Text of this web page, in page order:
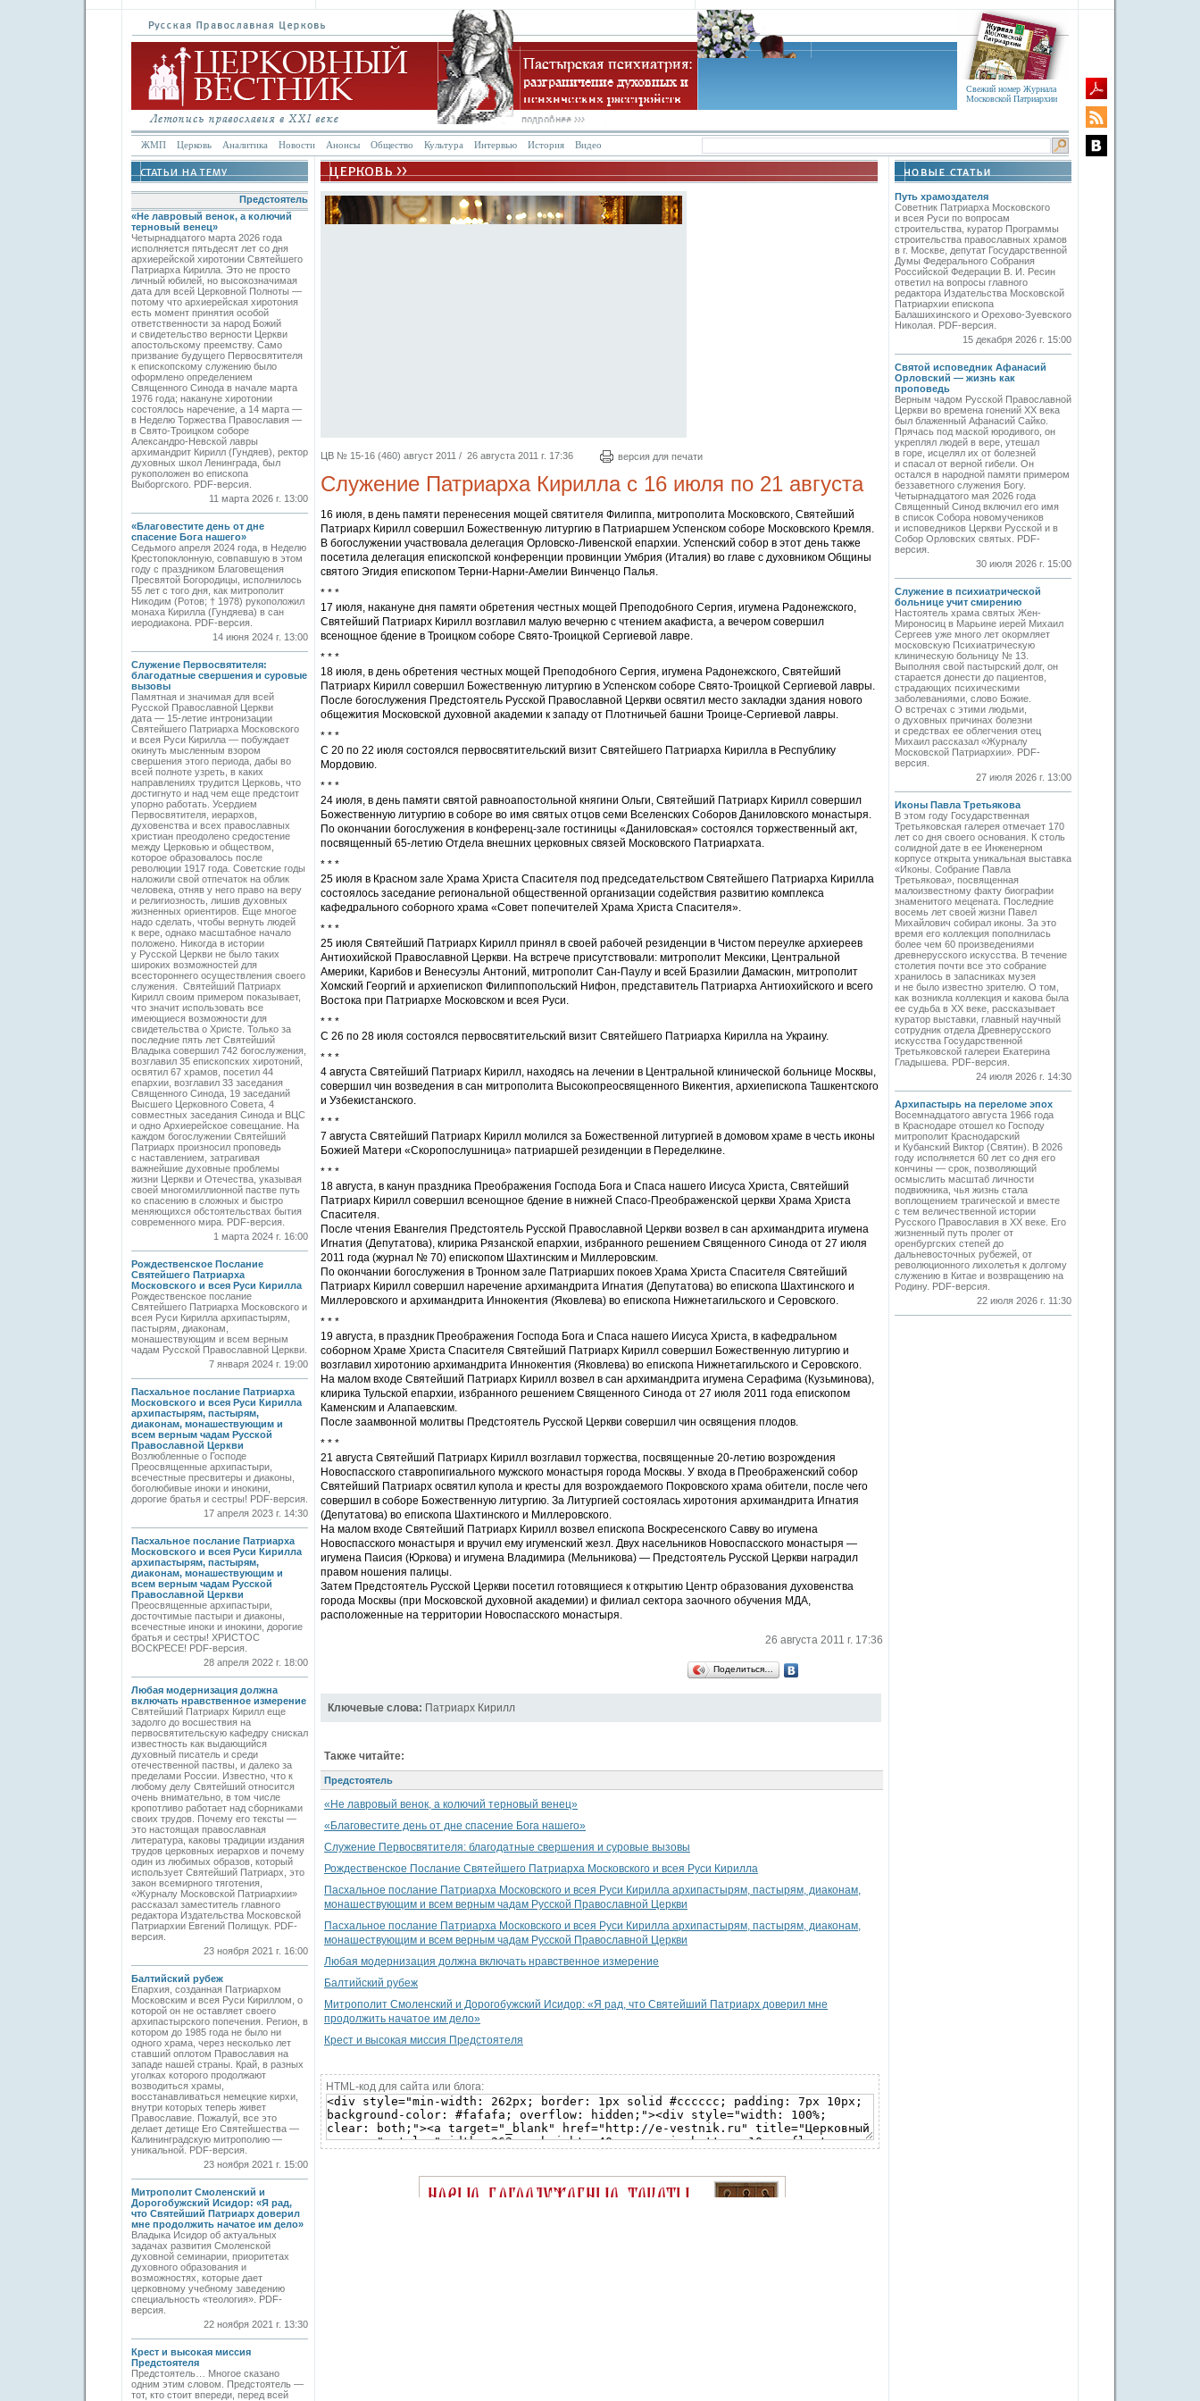
Свежий номер Журнала
Московской Патриархии
ЖМП Церковь Аналитика Новости Анонсы Общество Культура Интервью История Видео
Предстоятель
«Не лавровый венок, а колючий
терновый венец»
Четырнадцатого марта 2026 года
исполняется пятьдесят лет со дня
архиерейской хиротонии Святейшего
Патриарха Кирилла. Это не просто
личный юбилей, но высокозначимая
дата для всей Церковной Полноты —
потому что архиерейская хиротония
есть момент принятия особой
ответственности за народ Божий
и свидетельство верности Церкви
апостольскому преемству. Само
призвание будущего Первосвятителя
к епископскому служению было
оформлено определением
Священного Синода в начале марта
1976 года; накануне хиротонии
состоялось наречение, а 14 марта —
в Неделю Торжества Православия —
в Свято-Троицком соборе
Александро-Невской лавры
архимандрит Кирилл (Гундяев), ректор
духовных школ Ленинграда, был
рукоположен во епископа
Выборгского. PDF-версия.
11 марта 2026 г. 13:00
«Благовестите день от дне
спасение Бога нашего»
Седьмого апреля 2024 года, в Неделю
Крестопоклонную, совпавшую в этом
году с праздником Благовещения
Пресвятой Богородицы, исполнилось
55 лет с того дня, как митрополит
Никодим (Ротов; † 1978) рукоположил
монаха Кирилла (Гундяева) в сан
иеродиакона. PDF-версия.
14 июня 2024 г. 13:00
Служение Первосвятителя:
благодатные свершения и суровые
вызовы
Памятная и значимая для всей
Русской Православной Церкви
дата — 15-летие интронизации
Святейшего Патриарха Московского
и всея Руси Кирилла — побуждает
окинуть мысленным взором
свершения этого периода, дабы во
всей полноте узреть, в каких
направлениях трудится Церковь, что
достигнуто и над чем еще предстоит
упорно работать. Усердием
Первосвятителя, иерархов,
духовенства и всех православных
христиан преодолено средостение
между Церковью и обществом,
которое образовалось после
революции 1917 года. Советские годы
наложили свой отпечаток на облик
человека, отняв у него право на веру
и религиозность, лишив духовных
жизненных ориентиров. Еще многое
надо сделать, чтобы вернуть людей
к вере, однако масштабное начало
положено. Никогда в истории
у Русской Церкви не было таких
широких возможностей для
всестороннего осуществления своего
служения. Святейший Патриарх
Кирилл своим примером показывает,
что значит использовать все
имеющиеся возможности для
свидетельства о Христе. Только за
последние пять лет Святейший
Владыка совершил 742 богослужения,
возглавил 35 епископских хиротоний,
освятил 67 храмов, посетил 44
епархии, возглавил 33 заседания
Священного Синода, 19 заседаний
Высшего Церковного Совета, 4
совместных заседания Синода и ВЦС
и одно Архиерейское совещание. На
каждом богослужении Святейший
Патриарх произносил проповедь
с наставлением, затрагивая
важнейшие духовные проблемы
жизни Церкви и Отечества, указывая
своей многомиллионной пастве путь
ко спасению в сложных и быстро
меняющихся обстоятельствах бытия
современного мира. PDF-версия.
1 марта 2024 г. 16:00
Рождественское Послание
Святейшего Патриарха
Московского и всея Руси Кирилла
Рождественское послание
Святейшего Патриарха Московского и
всея Руси Кирилла архипастырям,
пастырям, диаконам,
монашествующим и всем верным
чадам Русской Православной Церкви.
7 января 2024 г. 19:00
Пасхальное послание Патриарха
Московского и всея Руси Кирилла
архипастырям, пастырям,
диаконам, монашествующим и
всем верным чадам Русской
Православной Церкви
Возлюбленные о Господе
Преосвященные архипастыри,
всечестные пресвитеры и диаконы,
боголюбивые иноки и инокини,
дорогие братья и сестры! PDF-версия.
17 апреля 2023 г. 14:30
Пасхальное послание Патриарха
Московского и всея Руси Кирилла
архипастырям, пастырям,
диаконам, монашествующим и
всем верным чадам Русской
Православной Церкви
Преосвященные архипастыри,
досточтимые пастыри и диаконы,
всечестные иноки и инокини, дорогие
братья и сестры! ХРИСТОС
ВОСКРЕСЕ! PDF-версия.
28 апреля 2022 г. 18:00
Любая модернизация должна
включать нравственное измерение
Святейший Патриарх Кирилл еще
задолго до восшествия на
первосвятительскую кафедру снискал
известность как выдающийся
духовный писатель и среди
отечественной паствы, и далеко за
пределами России. Известно, что к
любому делу Святейший относится
очень внимательно, в том числе
кропотливо работает над сборниками
своих трудов. Почему его тексты —
это настоящая православная
литература, каковы традиции издания
трудов церковных иерархов и почему
один из любимых образов, который
использует Святейший Патриарх, это
закон всемирного тяготения,
«Журналу Московской Патриархии»
рассказал заместитель главного
редактора Издательства Московской
Патриархии Евгений Полищук. PDF-
версия.
23 ноября 2021 г. 16:00
Балтийский рубеж
Епархия, созданная Патриархом
Московским и всея Руси Кириллом, о
которой он не оставляет своего
архипастырского попечения. Регион, в
котором до 1985 года не было ни
одного храма, через несколько лет
ставший оплотом Православия на
западе нашей страны. Край, в разных
уголках которого продолжают
возводиться храмы,
восстанавливаться немецкие кирхи,
внутри которых теперь живет
Православие. Пожалуй, все это
делает детище Его Святейшества —
Калининградскую митрополию —
уникальной. PDF-версия.
23 ноября 2021 г. 15:00
Митрополит Смоленский и
Дорогобужский Исидор: «Я рад,
что Святейший Патриарх доверил
мне продолжить начатое им дело»
Владыка Исидор об актуальных
задачах развития Смоленской
духовной семинарии, приоритетах
духовного образования и
возможностях, которые дает
церковному учебному заведению
специальность «теология». PDF-
версия.
22 ноября 2021 г. 13:30
Крест и высокая миссия
Предстоятеля
Предстоятель… Многое сказано
одним этим словом. Предстоятель —
тот, кто стоит впереди, перед всей
ЦВ № 15-16 (460) август 2011 / 26 августа 2011 г. 17:36 версия для печати
Служение Патриарха Кирилла с 16 июля по 21 августа
16 июля, в день памяти перенесения мощей святителя Филиппа, митрополита Московского, Святейший
Патриарх Кирилл совершил Божественную литургию в Патриаршем Успенском соборе Московского Кремля.
В богослужении участвовала делегация Орловско-Ливенской епархии. Успенский собор в этот день также
посетила делегация епископской конференции провинции Умбрия (Италия) во главе с духовником Общины
святого Эгидия епископом Терни-Нарни-Амелии Винченцо Палья.
* * *
17 июля, накануне дня памяти обретения честных мощей Преподобного Сергия, игумена Радонежского,
Святейший Патриарх Кирилл возглавил малую вечерню с чтением акафиста, а вечером совершил
всенощное бдение в Троицком соборе Свято-Троицкой Сергиевой лавре.
* * *
18 июля, в день обретения честных мощей Преподобного Сергия, игумена Радонежского, Святейший
Патриарх Кирилл совершил Божественную литургию в Успенском соборе Свято-Троицкой Сергиевой лавры.
После богослужения Предстоятель Русской Православной Церкви освятил место закладки здания нового
общежития Московской духовной академии к западу от Плотничьей башни Троице-Сергиевой лавры.
* * *
C 20 по 22 июля состоялся первосвятительский визит Святейшего Патриарха Кирилла в Республику
Мордовию.
* * *
24 июля, в день памяти святой равноапостольной княгини Ольги, Святейший Патриарх Кирилл совершил
Божественную литургию в соборе во имя святых отцов семи Вселенских Соборов Даниловского монастыря.
По окончании богослужения в конференц-зале гостиницы «Даниловская» состоялся торжественный акт,
посвященный 65-летию Отдела внешних церковных связей Московского Патриархата.
* * *
25 июля в Красном зале Храма Христа Спасителя под председательством Святейшего Патриарха Кирилла
состоялось заседание региональной общественной организации содействия развитию комплекса
кафедрального соборного храма «Совет попечителей Храма Христа Спасителя».
* * *
25 июля Святейший Патриарх Кирилл принял в своей рабочей резиденции в Чистом переулке архиереев
Антиохийской Православной Церкви. На встрече присутствовали: митрополит Мексики, Центральной
Америки, Карибов и Венесуэлы Антоний, митрополит Сан-Паулу и всей Бразилии Дамаскин, митрополит
Хомский Георгий и архиепископ Филиппопольский Нифон, представитель Патриарха Антиохийского и всего
Востока при Патриархе Московском и всея Руси.
* * *
C 26 по 28 июля состоялся первосвятительский визит Святейшего Патриарха Кирилла на Украину.
* * *
4 августа Святейший Патриарх Кирилл, находясь на лечении в Центральной клинической больнице Москвы,
совершил чин возведения в сан митрополита Высокопреосвященного Викентия, архиепископа Ташкентского
и Узбекистанского.
* * *
7 августа Святейший Патриарх Кирилл молился за Божественной литургией в домовом храме в честь иконы
Божией Матери «Скоропослушница» патриаршей резиденции в Переделкине.
* * *
18 августа, в канун праздника Преображения Господа Бога и Спаса нашего Иисуса Христа, Святейший
Патриарх Кирилл совершил всенощное бдение в нижней Спасо-Преображенской церкви Храма Христа
Спасителя.
После чтения Евангелия Предстоятель Русской Православной Церкви возвел в сан архимандрита игумена
Игнатия (Депутатова), клирика Рязанской епархии, избранного решением Священного Синода от 27 июля
2011 года (журнал № 70) епископом Шахтинским и Миллеровским.
По окончании богослужения в Тронном зале Патриарших покоев Храма Христа Спасителя Святейший
Патриарх Кирилл совершил наречение архимандрита Игнатия (Депутатова) во епископа Шахтинского и
Миллеровского и архимандрита Иннокентия (Яковлева) во епископа Нижнетагильского и Серовского.
* * *
19 августа, в праздник Преображения Господа Бога и Спаса нашего Иисуса Христа, в кафедральном
соборном Храме Христа Спасителя Святейший Патриарх Кирилл совершил Божественную литургию и
возглавил хиротонию архимандрита Иннокентия (Яковлева) во епископа Нижнетагильского и Серовского.
На малом входе Святейший Патриарх Кирилл возвел в сан архимандрита игумена Серафима (Кузьминова),
клирика Тульской епархии, избранного решением Священного Синода от 27 июля 2011 года епископом
Каменским и Алапаевским.
После заамвонной молитвы Предстоятель Русской Церкви совершил чин освящения плодов.
* * *
21 августа Святейший Патриарх Кирилл возглавил торжества, посвященные 20-летию возрождения
Новоспасского ставропигиального мужского монастыря города Москвы. У входа в Преображенский собор
Святейший Патриарх освятил купола и кресты для возрождаемого Покровского храма обители, после чего
совершил в соборе Божественную литургию. За Литургией состоялась хиротония архимандрита Игнатия
(Депутатова) во епископа Шахтинского и Миллеровского.
На малом входе Святейший Патриарх Кирилл возвел епископа Воскресенского Савву во игумена
Новоспасского монастыря и вручил ему игуменский жезл. Двух насельников Новоспасского монастыря —
игумена Паисия (Юркова) и игумена Владимира (Мельникова) — Предстоятель Русской Церкви наградил
правом ношения палицы.
Затем Предстоятель Русской Церкви посетил готовящиеся к открытию Центр образования духовенства
города Москвы (при Московской духовной академии) и филиал сектора заочного обучения МДА,
расположенные на территории Новоспасского монастыря.
26 августа 2011 г. 17:36
Поделиться…
Ключевые слова: Патриарх Кирилл
Также читайте:
Предстоятель
«Не лавровый венок, а колючий терновый венец»
«Благовестите день от дне спасение Бога нашего»
Служение Первосвятителя: благодатные свершения и суровые вызовы
Рождественское Послание Святейшего Патриарха Московского и всея Руси Кирилла
Пасхальное послание Патриарха Московского и всея Руси Кирилла архипастырям, пастырям, диаконам,
монашествующим и всем верным чадам Русской Православной Церкви
Пасхальное послание Патриарха Московского и всея Руси Кирилла архипастырям, пастырям, диаконам,
монашествующим и всем верным чадам Русской Православной Церкви
Любая модернизация должна включать нравственное измерение
Балтийский рубеж
Митрополит Смоленский и Дорогобужский Исидор: «Я рад, что Святейший Патриарх доверил мне
продолжить начатое им дело»
Крест и высокая миссия Предстоятеля
HTML-код для сайта или блога:
Путь храмоздателя
Советник Патриарха Московского
и всея Руси по вопросам
строительства, куратор Программы
строительства православных храмов
в г. Москве, депутат Государственной
Думы Федерального Собрания
Российской Федерации В. И. Ресин
ответил на вопросы главного
редактора Издательства Московской
Патриархии епископа
Балашихинского и Орехово-Зуевского
Николая. PDF-версия.
15 декабря 2026 г. 15:00
Святой исповедник Афанасий
Орловский — жизнь как
проповедь
Верным чадом Русской Православной
Церкви во времена гонений XX века
был блаженный Афанасий Сайко.
Прячась под маской юродивого, он
укреплял людей в вере, утешал
в горе, исцелял их от болезней
и спасал от верной гибели. Он
остался в народной памяти примером
беззаветного служения Богу.
Четырнадцатого мая 2026 года
Священный Синод включил его имя
в список Собора новомучеников
и исповедников Церкви Русской и в
Собор Орловских святых. PDF-
версия.
30 июля 2026 г. 15:00
Служение в психиатрической
больнице учит смирению
Настоятель храма святых Жен-
Мироносиц в Марьине иерей Михаил
Сергеев уже много лет окормляет
московскую Психиатрическую
клиническую больницу № 13.
Выполняя свой пастырский долг, он
старается донести до пациентов,
страдающих психическими
заболеваниями, слово Божие.
О встречах с этими людьми,
о духовных причинах болезни
и средствах ее облегчения отец
Михаил рассказал «Журналу
Московской Патриархии». PDF-
версия.
27 июля 2026 г. 13:00
Иконы Павла Третьякова
В этом году Государственная
Третьяковская галерея отмечает 170
лет со дня своего основания. К столь
солидной дате в ее Инженерном
корпусе открыта уникальная выставка
«Иконы. Собрание Павла
Третьякова», посвященная
малоизвестному факту биографии
знаменитого мецената. Последние
восемь лет своей жизни Павел
Михайлович собирал иконы. За это
время его коллекция пополнилась
более чем 60 произведениями
древнерусского искусства. В течение
столетия почти все это собрание
хранилось в запасниках музея
и не было известно зрителю. О том,
как возникла коллекция и какова была
ее судьба в ХХ веке, рассказывает
куратор выставки, главный научный
сотрудник отдела Древнерусского
искусства Государственной
Третьяковской галереи Екатерина
Гладышева. PDF-версия.
24 июля 2026 г. 14:30
Архипастырь на переломе эпох
Восемнадцатого августа 1966 года
в Краснодаре отошел ко Господу
митрополит Краснодарский
и Кубанский Виктор (Святин). В 2026
году исполняется 60 лет со дня его
кончины — срок, позволяющий
осмыслить масштаб личности
подвижника, чья жизнь стала
воплощением трагической и вместе
с тем величественной истории
Русского Православия в XX веке. Его
жизненный путь пролег от
оренбургских степей до
дальневосточных рубежей, от
революционного лихолетья к долгому
служению в Китае и возвращению на
Родину. PDF-версия.
22 июля 2026 г. 11:30